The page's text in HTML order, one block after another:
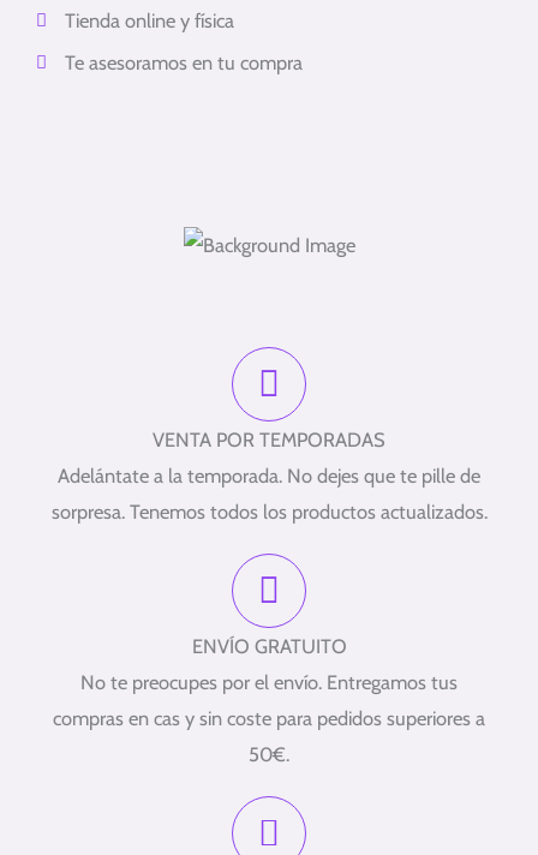
Tienda online y física
Te asesoramos en tu compra
VENTA POR TEMPORADAS
Adelántate a la temporada. No dejes que te pille de
sorpresa. Tenemos todos los productos actualizados.
ENVÍO GRATUITO
No te preocupes por el envío. Entregamos tus
compras en cas y sin coste para pedidos superiores a
50€.